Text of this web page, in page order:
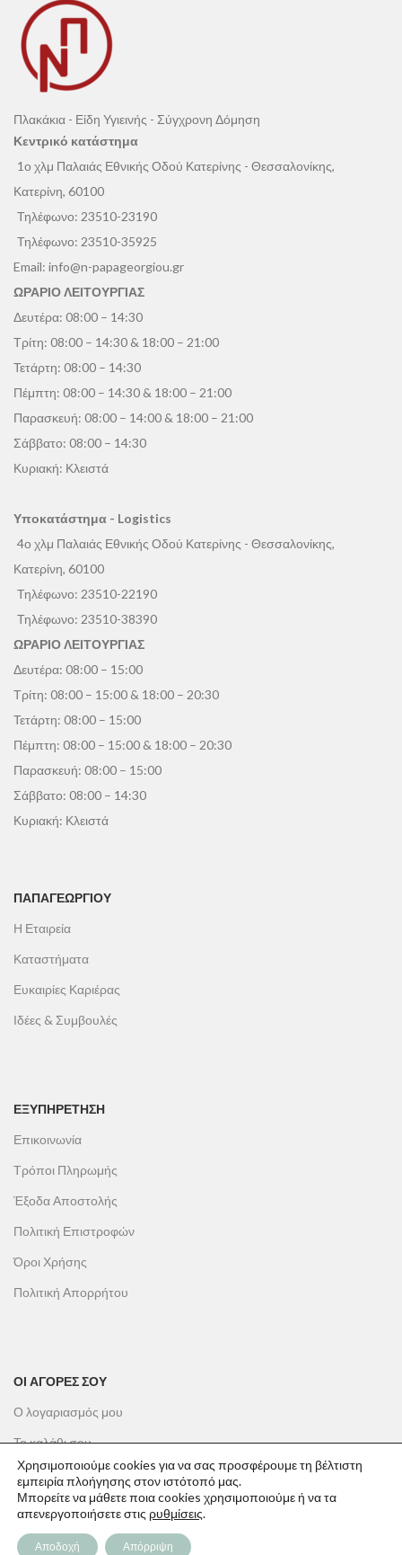
Πλακάκια - Είδη Υγιεινής - Σύγχρονη Δόμηση
Κεντρικό κατάστημα
1ο χλμ Παλαιάς Εθνικής Οδού Κατερίνης - Θεσσαλονίκης,
Κατερίνη, 60100
Τηλέφωνο: 23510-23190
Τηλέφωνο: 23510-35925
Email: info@n-papageorgiou.gr
ΩΡΑΡΙΟ ΛΕΙΤΟΥΡΓΙΑΣ
Δευτέρα: 08:00 – 14:30
Τρίτη: 08:00 – 14:30 & 18:00 – 21:00
Τετάρτη: 08:00 – 14:30
Πέμπτη: 08:00 – 14:30 & 18:00 – 21:00
Παρασκευή: 08:00 – 14:00 & 18:00 – 21:00
Σάββατο: 08:00 – 14:30
Κυριακή: Κλειστά
Υποκατάστημα - Logistics
4ο χλμ Παλαιάς Εθνικής Οδού Κατερίνης - Θεσσαλονίκης,
Κατερίνη, 60100
Τηλέφωνο: 23510-22190
Τηλέφωνο: 23510-38390
ΩΡΑΡΙΟ ΛΕΙΤΟΥΡΓΙΑΣ
Δευτέρα: 08:00 – 15:00
Τρίτη: 08:00 – 15:00 & 18:00 – 20:30
Τετάρτη: 08:00 – 15:00
Πέμπτη: 08:00 – 15:00 & 18:00 – 20:30
Παρασκευή: 08:00 – 15:00
Σάββατο: 08:00 – 14:30
Κυριακή: Κλειστά
ΠΑΠΑΓΕΩΡΓΊΟΥ
Η Εταιρεία
Καταστήματα
Ευκαιρίες Καριέρας
Ιδέες & Συμβουλές
ΕΞΥΠΗΡΕΤΗΣΗ
Επικοινωνία
Τρόποι Πληρωμής
Έξοδα Αποστολής
Πολιτική Επιστροφών
Όροι Χρήσης
Πολιτική Απορρήτου
ΟΙ ΑΓΟΡΕΣ ΣΟΥ
Ο λογαριασμός μου
Το καλάθι σου
Οι παραγγελίες σου
Λίστα επιθυμιών
Παρακολούθηση Παραγγελίας
Χρησιμοποιούμε cookies για να σας προσφέρουμε τη βέλτιστη
εμπειρία πλοήγησης στον ιστότοπό μας.
Μπορείτε να μάθετε ποια cookies χρησιμοποιούμε ή να τα
απενεργοποιήσετε στις ρυθμίσεις.
Αποδοχή Απόρριψη